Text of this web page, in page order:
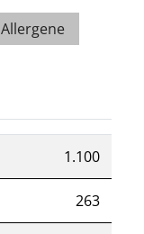
Allergene
1.100
263